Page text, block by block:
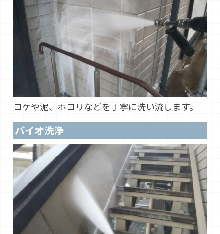
コケや泥、ホコリなどを丁寧に洗い流します。
バイオ洗浄